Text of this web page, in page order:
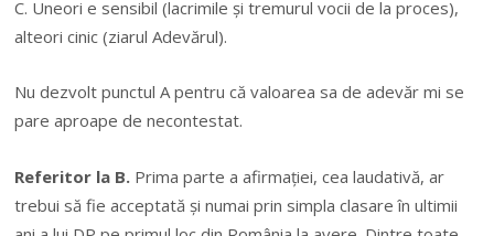
C. Uneori e sensibil (lacrimile și tremurul vocii de la proces),
alteori cinic (ziarul Adevărul).
Nu dezvolt punctul A pentru că valoarea sa de adevăr mi se
pare aproape de necontestat.
Referitor la B. Prima parte a afirmației, cea laudativă, ar
trebui să fie acceptată și numai prin simpla clasare în ultimii